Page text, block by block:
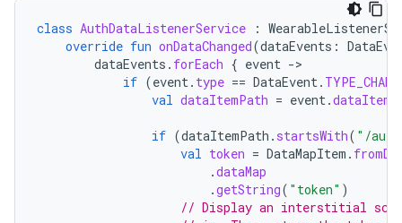
class AuthDataListenerService :
override fun onDataChanged(dataEvents :
dataEvents . forEach { event -
if (event. type == DataEvent.
val dataItemPath = event.dataItem
if (dataItemPath . startsWith( "/
val token = DataMapItem .
.dataMap
.getString( "token" )
// Display an interstitial